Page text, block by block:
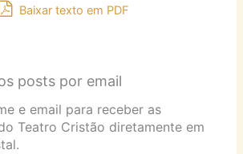
Baixar texto em PDF
posts por email
e email para receber as
Teatro Cristão diretamente em